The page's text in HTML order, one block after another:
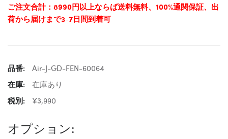
ご注文合計：8990円以上ならば送料無料、100%通関保証、出
荷から届けまで3-7日間到着可
品番:
Air-J-GD-FEN-60064
在庫:
在庫あり
税別:
¥3,990
オプション: